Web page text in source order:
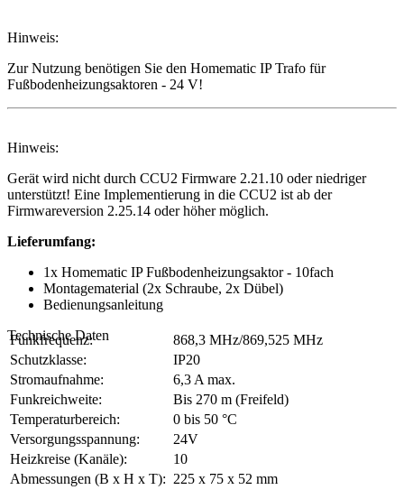
Hinweis:
Zur Nutzung benötigen Sie den Homematic IP Trafo für
Fußbodenheizungsaktoren - 24 V!
Hinweis:
Gerät wird nicht durch CCU2 Firmware 2.21.10 oder niedriger
unterstützt! Eine Implementierung in die CCU2 ist ab der
Firmwareversion 2.25.14 oder höher möglich.
Lieferumfang:
1x Homematic IP Fußbodenheizungsaktor - 10fach
Montagematerial (2x Schraube, 2x Dübel)
Bedienungsanleitung
Technische Daten
Funkfrequenz:
868,3 MHz/869,525 MHz
Schutzklasse:
IP20
Stromaufnahme:
6,3 A max.
Funkreichweite:
Bis 270 m (Freifeld)
Temperaturbereich:
0 bis 50 °C
Versorgungsspannung:
24V
Heizkreise (Kanäle):
10
Abmessungen (B x H x T): 225 x 75 x 52 mm